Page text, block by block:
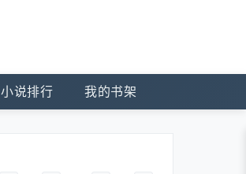
小说排行 我的书架